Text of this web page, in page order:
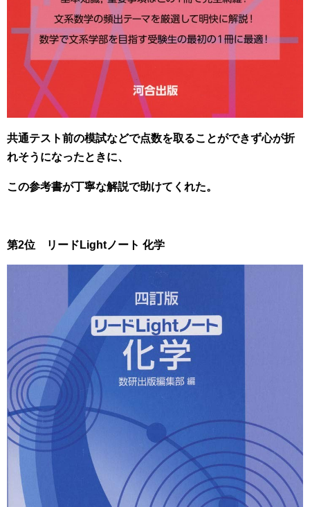
共通テスト前の模試などで点数を取ることができず心が折
れそうになったときに、
この参考書が丁寧な解説で助けてくれた。
第2位 リードLightノート 化学